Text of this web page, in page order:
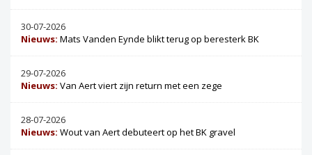
30-07-2026
Nieuws: Mats Vanden Eynde blikt terug op beresterk BK
29-07-2026
Nieuws: Van Aert viert zijn return met een zege
28-07-2026
Nieuws: Wout van Aert debuteert op het BK gravel